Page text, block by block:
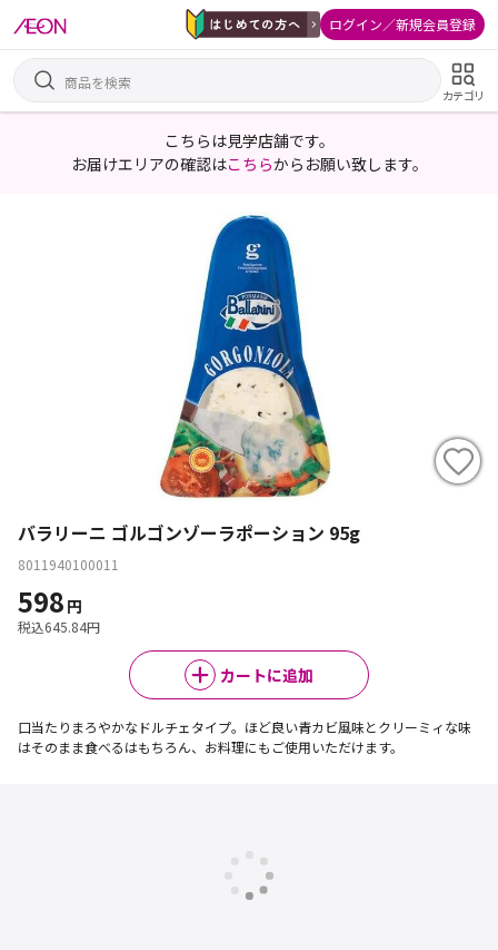
ログイン／新規会員登録
カテゴリ
こちらは見学店舗です。
お届けエリアの確認はこちらからお願い致します。
バラリーニ ゴルゴンゾーラポーション 95g
8011940100011
598 円
税込645.84円
カートに追加
口当たりまろやかなドルチェタイプ。ほど良い青カビ風味とクリーミィな味
はそのまま食べるはもちろん、お料理にもご使用いただけます。